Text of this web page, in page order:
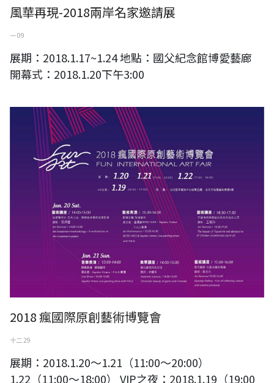
風華再現-2018兩岸名家邀請展
一 09
展期：2018.1.17~1.24 地點：國父紀念館博愛藝廊
開幕式：2018.1.20下午3:00
2018 瘋國際原創藝術博覽會
2018 瘋國際原創藝術博覽會
十二 29
展期：2018.1.20～1.21（11:00～20:00）
1.22（11:00～18:00） VIP之夜：2018.1.19（19:00